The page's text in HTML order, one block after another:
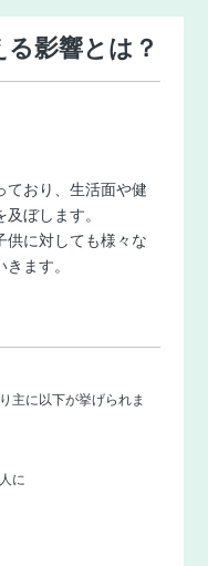
影響とは？
ており、生活面や健
ぼします。
供に対しても様々な
ます。
主に以下が挙げられま
に